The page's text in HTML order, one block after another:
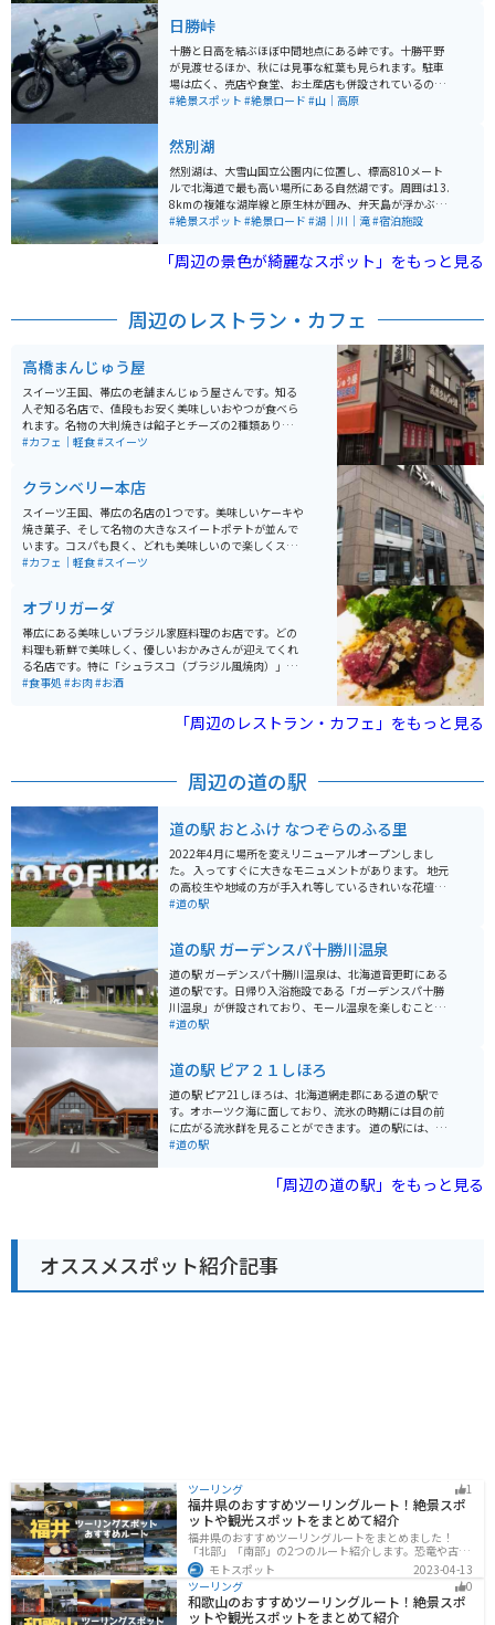
日勝峠
十勝と日高を結ぶほぼ中間地点にある峠です。十勝平野
が見渡せるほか、秋には見事な紅葉も見られます。駐車
場は広く、売店や食堂、お土産店も併設されているの
で、休憩や食事、買い物のついでに立ち寄ることもでき
#絶景スポット #絶景ロード #山｜高原
然別湖
然別湖は、大雪山国立公園内に位置し、標高810メート
ルで北海道で最も高い場所にある自然湖です。周囲は13.
8kmの複雑な湖岸線と原生林が囲み、弁天島が浮かぶ自
然豊かな環境にあります。 湖は約3万年前の噴火によっ
います。湖は透明度が国内有数で、天望山が湖面に映る
形から「唇山」とも呼ばれ、シンボルとなっています。
動物も生息しています。
#絶景スポット #絶景ロード #湖｜川｜滝#宿泊施設
「周辺の景色が綺麗なスポット」をもっと見る
周辺のレストラン・カフェ
高橋まんじゅう屋
スイーツ王国、帯広の老舗まんじゅう屋さんです。知る
人ぞ知る名店で、値段もお安く美味しいおやつが食べら
れます。名物の大判焼きは餡子とチーズの2種類あり、ど
ちらも美味しいです。小腹が空いている人には肉まんも
#カフェ｜軽食#スイーツ
クランベリー本店
スイーツ王国、帯広の名店の1つです。美味しいケーキや
焼き菓子、そして名物の大きなスイートポテトが並んで
います。コスパも良く、どれも美味しいので楽しくスイ
ーツを満喫できます。席数は少ないですがイートインス
のでオススメです。
#カフェ｜軽食#スイーツ
オブリガーダ
帯広にある美味しいブラジル家庭料理のお店です。どの
料理も新鮮で美味しく、優しいおかみさんが迎えてくれ
る名店です。特に「シュラスコ（ブラジル風焼肉）」は
絶品で、肉は柔らかく肉汁がじゅわっと溢れ出します。
メニューです。店は小さく席数も少ないため、開店時を
ねらって行くのがオススメです。前菜やパスタ、お酒も
#食事処 #お肉#お酒
「周辺のレストラン・カフェ」をもっと見る
周辺の道の駅
道の駅 おとふけ なつぞらのふる里
2022年4月に場所を変えリニューアルオープンしまし
た。 入ってすぐに大きなモニュメントがあります。 地元
の高校生や地域の方が手入れ等しているきれいな花壇と
共に出迎えてくれます。 軽食だけではなく食事処が充実
売しています。 遊具などが置かれたキッズコーナーがあ
るため、ドライブに疲れた子どもたちも気晴らしできそ
うです。 敷地内には、ドラマ「なつぞら」の再現エリア
があり、世界観そのままで、ドラマの中に入った気分に
なれます。 高速道路のICから近いため、アクセスのしや
#道の駅
道の駅 ガーデンスパ十勝川温泉
道の駅 ガーデンスパ十勝川温泉は、北海道音更町にある
道の駅です。日帰り入浴施設である「ガーデンスパ十勝
川温泉」が併設されており、モール温泉を楽しむことが
できます。モール温泉は植物性の有機物を多く含む温泉
方の特産品を味わうことができます。特に、十勝産の小
麦を使ったパンやスイーツはおすすめです。バイクで訪
れる際は、広々とした駐車場があるので安心です。周辺
には、広大な畑が広がり、北海道らしい風景を楽しむこ
とができます。また、道の駅から少し足を延ばせば、然
#道の駅
道の駅 ピア２１しほろ
道の駅 ピア21しほろは、北海道網走郡にある道の駅で
す。オホーツク海に面しており、流氷の時期には目の前
に広がる流氷群を見ることができます。 道の駅には、レ
ストランや特産品販売所があり、地元の新鮮な海産物や
品なども充実しています。 バイクで訪れる際は、駐車場
からオホーツク海を眺めることができます。周辺には、
夏にはオホーツク海を望むキャンプ場でゆったりと過ご
すことができます。秋には周囲の山々が紅葉で色づき、
冬には流氷が押し寄せるなど、四季折々の魅力を楽しめ
#道の駅
「周辺の道の駅」をもっと見る
オススメスポット紹介記事
ツーリング 1
福井県のおすすめツーリングルート！絶景スポ
ットや観光スポットをまとめて紹介
福井県のおすすめツーリングルートをまとめました！
「北部」「南部」の2つのルート紹介します。恐竜や古代
遺跡、温泉地など魅力に溢れるスポットが多数ありま
す。バイクで福井県にツーリングに行く際は参考にして
ください。
モトスポット
2023-04-13
ツーリング
0
和歌山のおすすめツーリングルート！絶景スポ
ットや観光スポットをまとめて紹介